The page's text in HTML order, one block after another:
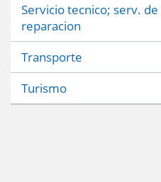
Servicio tecnico; serv.
reparacion
Transporte
Turismo